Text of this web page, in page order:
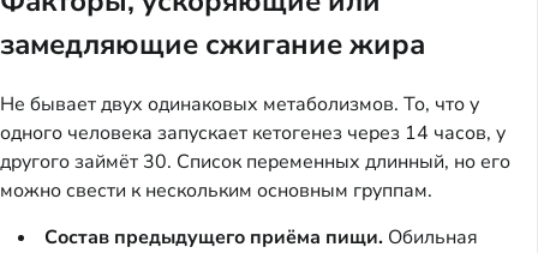
замедляющие сжигание жира
Не бывает двух одинаковых метаболизмов. То, что у
одного человека запускает кетогенез через 14 часов, у
другого займёт 30. Список переменных длинный, но его
можно свести к нескольким основным группам.
Состав предыдущего приёма пищи. Обильная